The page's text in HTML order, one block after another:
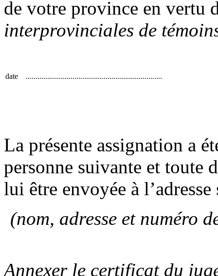
de votre province en vertu
interprovinciales de
date ......................................................................
La présente assignation a
personne suivante et toute
lui être envoyée à
(nom, adresse et numéro
Annexer le certificat du